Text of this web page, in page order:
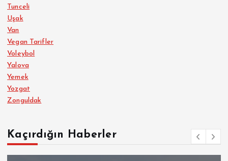
Tunceli
Uşak
Van
Vegan Tarifler
Voleybol
Yalova
Yemek
Yozgat
Zonguldak
Kaçırdığın Haberler